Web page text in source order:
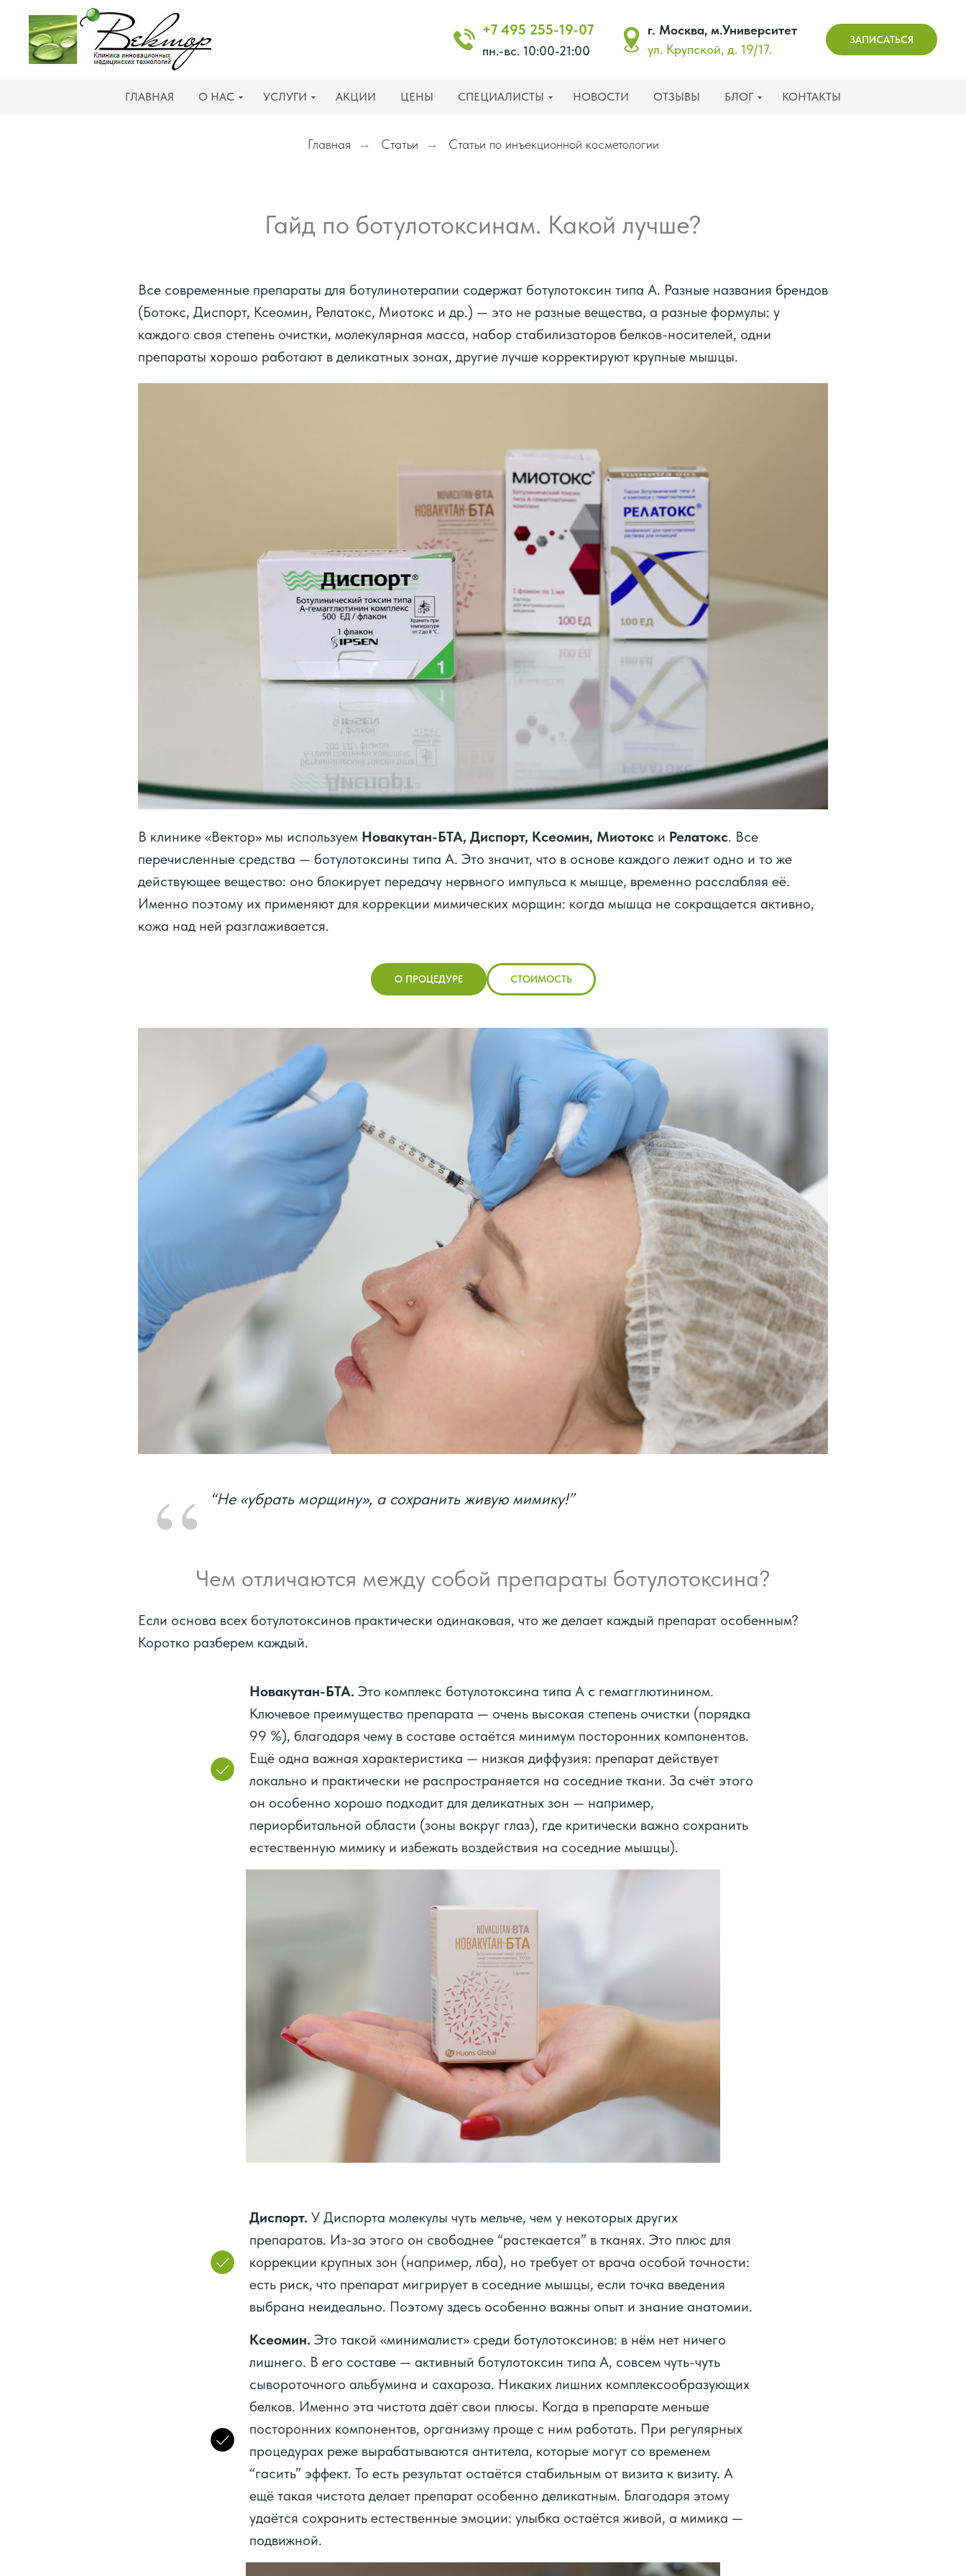
+7 495 255-19-07
пн.-вс. 10:00-21:00
г. Москва, м.Университет
ул. Крупской, д. 19/17.
ЗАПИСАТЬСЯ
ГЛАВНАЯ О НАС УСЛУГИ АКЦИИ ЦЕНЫ СПЕЦИАЛИСТЫ НОВОСТИ ОТЗЫВЫ БЛОГ КОНТАКТЫ
Главная → Статьи → Статьи по инъекционной косметологии
Гайд по ботулотоксинам. Какой лучше?
Все современные препараты для ботулинотерапии содержат ботулотоксин типа А. Разные названия брендов
(Ботокс, Диспорт, Ксеомин, Релатокс, Миотокс и др.) — это не разные вещества, а разные формулы: у
каждого своя степень очистки, молекулярная масса, набор стабилизаторов белков-носителей, одни
препараты хорошо работают в деликатных зонах, другие лучше корректируют крупные мышцы.
В клинике «Вектор» мы используем Новакутан-БТА, Диспорт, Ксеомин, Миотокс и Релатокс. Все
перечисленные средства — ботулотоксины типа А. Это значит, что в основе каждого лежит одно и то же
действующее вещество: оно блокирует передачу нервного импульса к мышце, временно расслабляя её.
Именно поэтому их применяют для коррекции мимических морщин: когда мышца не сокращается активно,
кожа над ней разглаживается.
О ПРОЦЕДУРЕ СТОИМОСТЬ
“ “Не «убрать морщину», а сохранить живую мимику!”
Чем отличаются между собой препараты ботулотоксина?
Если основа всех ботулотоксинов практически одинаковая, что же делает каждый препарат особенным?
Коротко разберем каждый.
Новакутан-БТА. Это комплекс ботулотоксина типа А с гемагглютинином.
Ключевое преимущество препарата — очень высокая степень очистки (порядка
99 %), благодаря чему в составе остаётся минимум посторонних компонентов.
Ещё одна важная характеристика — низкая диффузия: препарат действует
локально и практически не распространяется на соседние ткани. За счёт этого
он особенно хорошо подходит для деликатных зон — например,
периорбитальной области (зоны вокруг глаз), где критически важно сохранить
естественную мимику и избежать воздействия на соседние мышцы).
Диспорт. У Диспорта молекулы чуть мельче, чем у некоторых других
препаратов. Из-за этого он свободнее “растекается” в тканях. Это плюс для
коррекции крупных зон (например, лба), но требует от врача особой точности:
есть риск, что препарат мигрирует в соседние мышцы, если точка введения
выбрана неидеально. Поэтому здесь особенно важны опыт и знание анатомии.
Ксеомин. Это такой «минималист» среди ботулотоксинов: в нём нет ничего
лишнего. В его составе — активный ботулотоксин типа А, совсем чуть-чуть
сывороточного альбумина и сахароза. Никаких лишних комплексообразующих
белков. Именно эта чистота даёт свои плюсы. Когда в препарате меньше
посторонних компонентов, организму проще с ним работать. При регулярных
процедурах реже вырабатываются антитела, которые могут со временем
“гасить” эффект. То есть результат остаётся стабильным от визита к визиту. А
ещё такая чистота делает препарат особенно деликатным. Благодаря этому
удаётся сохранить естественные эмоции: улыбка остаётся живой, а мимика —
подвижной.